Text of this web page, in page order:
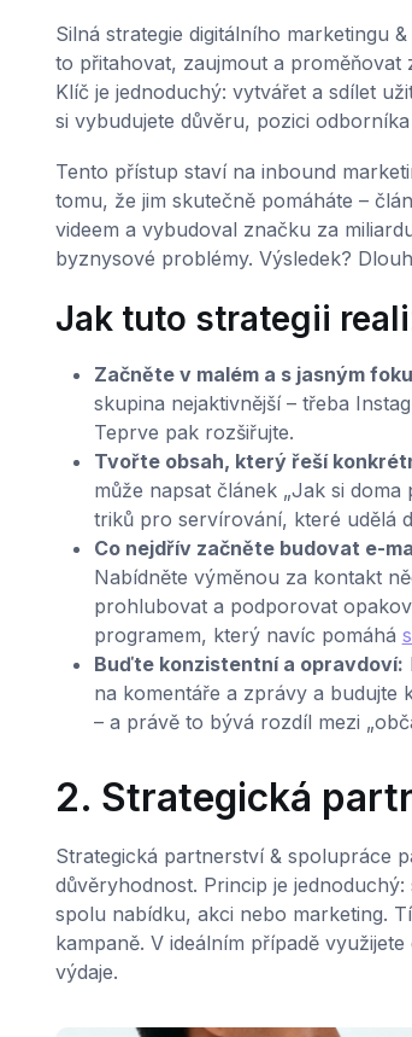
Silná strategie digitálního marketingu
to přitahovat, zaujmout a proměňovat
Klíč je jednoduchý: vytvářet a sdílet
si vybudujete důvěru, pozici
Tento přístup staví na inbound
tomu, že jim skutečně pomáháte –
videem a vybudoval značku za
byznysové problémy. Výsledek?
Jak tuto strategii
Začněte v malém a s jasným
skupina nejaktivnější – třeba
Teprve pak rozšiřujte.
Tvořte obsah, který řeší
může napsat článek „Jak si
triků pro servírování, které udělá
Co nejdřív začněte budovat e-
Nabídněte výměnou za kontakt
prohlubovat a podporovat
programem, který navíc pomáhá
Buďte konzistentní a opravdoví:
na komentáře a zprávy a budujte
– a právě to bývá rozdíl mezi
2. Strategická
Strategická partnerství & spolupráce
důvěryhodnost. Princip je
spolu nabídku, akci nebo marketing.
kampaně. V ideálním případě
výdaje.